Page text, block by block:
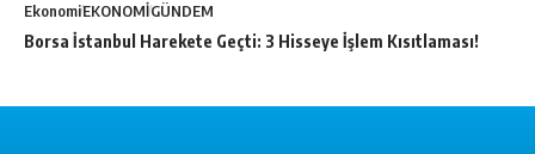
EkonomiEKONOMİGÜNDEM
Borsa İstanbul Harekete Geçti: 3 Hisseye İşlem Kısıtlaması!